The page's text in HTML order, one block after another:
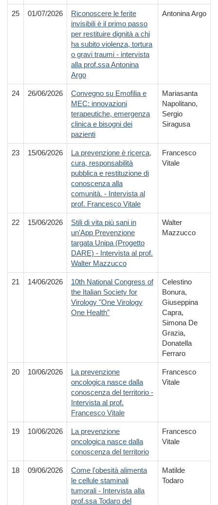
25 01/07/2026
Riconoscere le ferite
invisibili è il primo passo
per restituire dignità a chi
ha subito violenza, tortura
o gravi traumi - intervista
alla prof.ssa Antonina
Argo
Antonina Argo
24 26/06/2026
Convegno su Emofilia e
MEC: innovazioni
terapeutiche, emergenza
clinica e bisogni dei
pazienti
Mariasanta
Napolitano,
Sergio
Siragusa
23 15/06/2026
La prevenzione è ricerca,
cura, responsabilità
pubblica e restituzione di
conoscenza alla
comunità. - Intervista al
prof. Francesco Vitale
Francesco
Vitale
22 15/06/2026
Stili di vita più sani in
un'App Prevenzione
targata Unipa (Progetto
DARE) - Intervista al prof.
Walter Mazzucco
Walter
Mazzucco
21 14/06/2026
10th National Congress of
the Italian Society for
Virology "One Virology
One Health"
Celestino
Bonura,
Giuseppina
Capra,
Simona De
Grazia,
Donatella
Ferraro
20 10/06/2026
La prevenzione
oncologica nasce dalla
conoscenza del territorio -
Intervista al prof.
Francesco Vitale
Francesco
Vitale
19 10/06/2026
La prevenzione
oncologica nasce dalla
conoscenza del territorio
Francesco
Vitale
18 09/06/2026
Come l'obesità alimenta
le cellule staminali
tumorali - Intervista alla
prof.ssa Todaro del
Matilde
Todaro